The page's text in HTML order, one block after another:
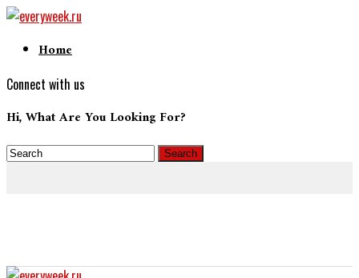
Home
Connect with us
Hi, What Are You Looking For?